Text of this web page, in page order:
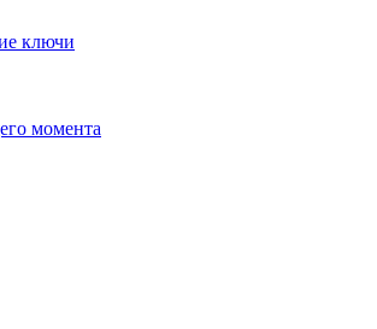
ключи
момента